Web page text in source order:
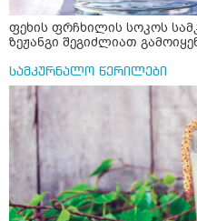
ფეხის ფრჩხილის სოკოს
ზეჟანგი შეგიძლიათ
სამკურნალო წერილები